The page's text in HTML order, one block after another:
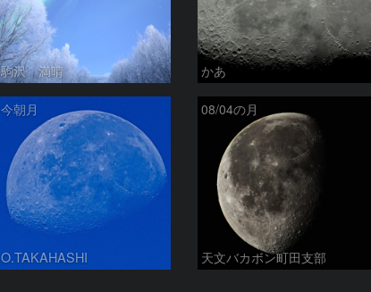
駒沢 満晴 かあ
今朝月
O.TAKAHASHI
08/04の月
天文バカボン町田支部